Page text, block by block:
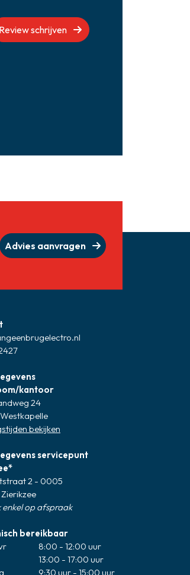
Review schrijven
Advies aanvragen
kantoor
24
bekijken
servicepunt
2 - 0005
Zierikzee
enkel op afspraak
bereikbaar
8:00 - 12:00 uur
13:00 - 17:00 uur
9:30 uur - 15:00 uur